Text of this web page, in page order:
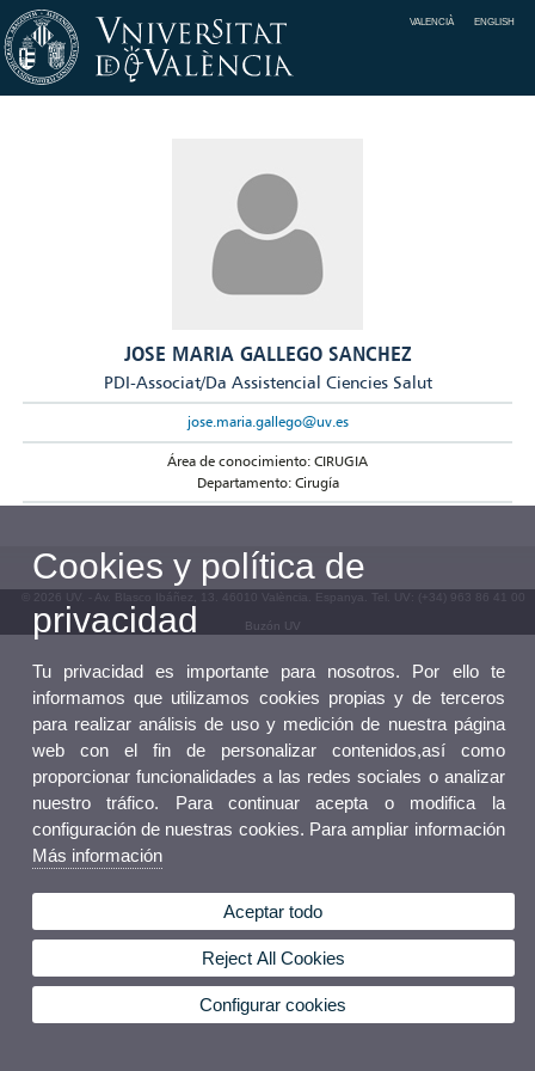
VALENCIÀ ENGLISH
JOSE MARIA GALLEGO SANCHEZ
PDI-Associat/Da Assistencial Ciencies Salut
jose.maria.gallego@uv.es
Área de conocimiento: CIRUGIA
Departamento: Cirugía
© 2026 UV. - Av. Blasco Ibáñez, 13. 46010 València. Espanya. Tel. UV: (+34) 963 86 41 00
Buzón UV
Cookies y política de
privacidad
Tu privacidad es importante para nosotros. Por ello te
informamos que utilizamos cookies propias y de terceros
para realizar análisis de uso y medición de nuestra página
web con el fin de personalizar contenidos,así como
proporcionar funcionalidades a las redes sociales o analizar
nuestro tráfico. Para continuar acepta o modifica la
configuración de nuestras cookies. Para ampliar información
Más información
Aceptar todo
Reject All Cookies
Configurar cookies